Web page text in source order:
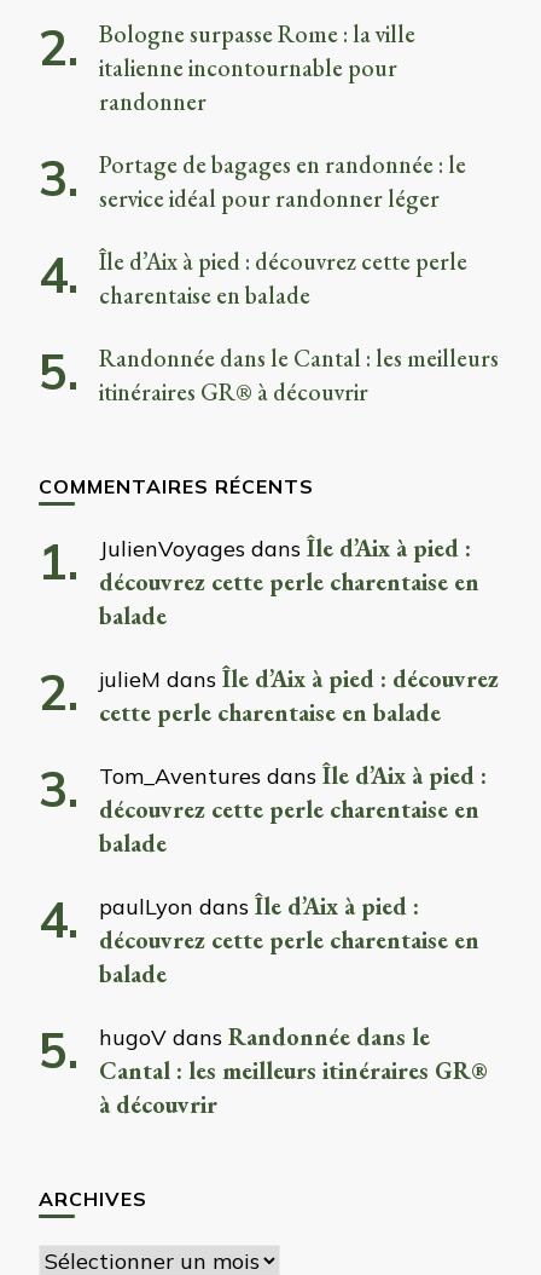
Bologne surpasse Rome : la ville
italienne incontournable pour
randonner
Portage de bagages en randonnée : le
service idéal pour randonner léger
Île d’Aix à pied : découvrez cette perle
charentaise en balade
Randonnée dans le Cantal : les meilleurs
itinéraires GR® à découvrir
COMMENTAIRES RÉCENTS
JulienVoyages dans Île d’Aix à pied :
découvrez cette perle charentaise en
balade
julieM dans Île d’Aix à pied : découvrez
cette perle charentaise en balade
Tom_Aventures dans Île d’Aix à pied :
découvrez cette perle charentaise en
balade
paulLyon dans Île d’Aix à pied :
découvrez cette perle charentaise en
balade
hugoV dans Randonnée dans le
Cantal : les meilleurs itinéraires GR®
à découvrir
ARCHIVES
Archives